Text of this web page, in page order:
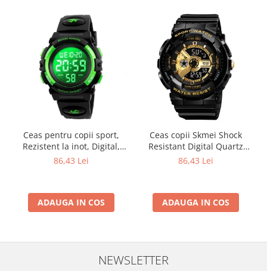
Ceas pentru copii sport,
Rezistent la inot, Digital,
Curea PU
86,43 Lei
ADAUGA IN COS
Ceas copii Skmei Shock
Resistant Digital Quartz
Sport
86,43 Lei
ADAUGA IN COS
NEWSLETTER